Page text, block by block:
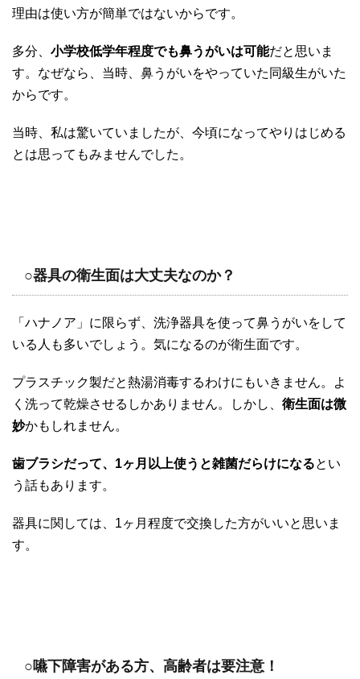
理由は使い方が簡単ではないからです。
多分、 小学校低学年程度でも鼻うがいは可能だと思いま
す。なぜなら、当時、鼻うがいをやっていた同級生がいた
からです。
当時、私は驚いていましたが、今頃になってやりはじめる
とは思ってもみませんでした。
○器具の衛生面は大丈夫なのか？
「ハナノア」に限らず、洗浄器具を使って鼻うがいをして
いる人も多いでしょう。気になるのが衛生面です。
プラスチック製だと熱湯消毒するわけにもいきません。よ
く洗って乾燥させるしかありません。しかし、 衛生面は微
妙かもしれません。
歯ブラシだって、1ヶ月以上使うと雑菌だらけになるとい
う話もあります。
器具に関しては、1ヶ月程度で交換した方がいいと思いま
す。
○嚥下障害がある方、高齢者は要注意！